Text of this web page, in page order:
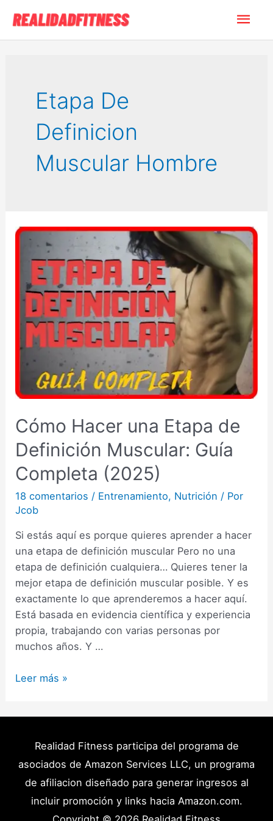
contenido
Etapa De
Definicion
Muscular Hombre
Cómo Hacer una Etapa de
Definición Muscular: Guía
Completa (2025)
18 comentarios / Entrenamiento, Nutrición / Por
Jcob
Si estás aquí es porque quieres aprender a hacer
una etapa de definición muscular Pero no una
etapa de definición cualquiera… Quieres tener la
mejor etapa de definición muscular posible. Y es
exactamente lo que aprenderemos a hacer aquí.
Está basada en evidencia científica y experiencia
propia, trabajando con varias personas por
muchos años. Y …
Cómo
Definición
Guía
Completa
Leer más »
Realidad Fitness participa del programa de
asociados de Amazon Services LLC, un programa
de afiliacion diseñado para generar ingresos al
incluir promoción y links hacia Amazon.com.